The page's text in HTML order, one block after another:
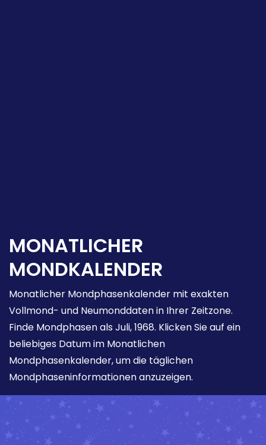
MONATLICHER
MONDKALENDER
Monatlicher Mondphasenkalender mit exakten
Vollmond- und Neumonddaten in Ihrer Zeitzone.
Finde Mondphasen als Juli, 1968. Klicken Sie auf ein
beliebiges Datum im Monatlichen
Mondphasenkalender, um die täglichen
Mondphaseninformationen anzuzeigen.